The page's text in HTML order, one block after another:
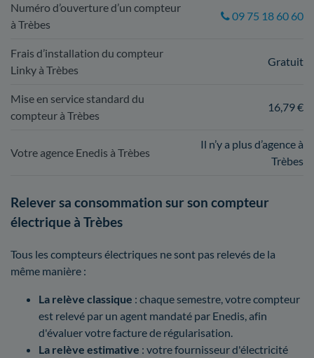
Numéro d’ouverture d’un compteur
à Trèbes
09 75 18 60 60
Frais d’installation du compteur
Linky à Trèbes
Gratuit
Mise en service standard du
compteur à Trèbes
16,79 €
Votre agence Enedis à Trèbes
Il n’y a plus d’agence à
Trèbes
Relever sa consommation sur son compteur
électrique à Trèbes
Tous les compteurs électriques ne sont pas relevés de la
même manière :
La relève classique : chaque semestre, votre compteur
est relevé par un agent mandaté par Enedis, afin
d'évaluer votre facture de régularisation.
La relève estimative : votre fournisseur d'électricité